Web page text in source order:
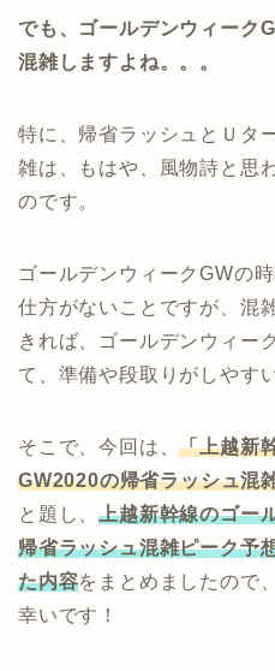
でも、ゴールデンウィーク
混雑しますよね。。。
特に、帰省ラッシュとＵタ
雑は、もはや、風物詩と思
のです。
ゴールデンウィークGWの
仕方がないことですが、混
きれば、ゴールデンウィー
て、準備や段取りがしやす
そこで、今回は、「上越新
GW2020の帰省ラッシュ混
と題し、上越新幹線のゴー
帰省ラッシュ混雑ピーク予
た内容をまとめましたので
幸いです！